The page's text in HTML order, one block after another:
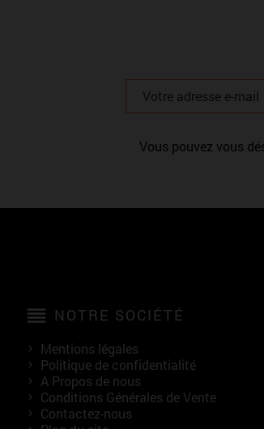
Vous pouvez vous
reorder NOTRE SOCIÉTÉ
Mentions légales
Politique de confidentialité
A Propos de nous
Conditions Générales de Vente
Contactez-nous